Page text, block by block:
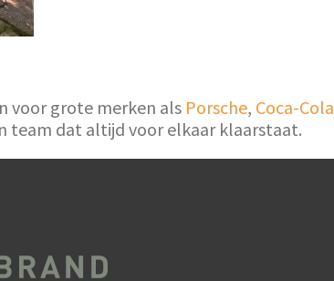
voor grote merken als Porsche, Coca-Cola
team dat altijd voor elkaar klaarstaat.